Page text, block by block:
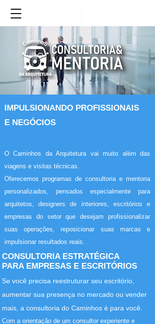
IMPULSIONANDO PROFISSIONAIS
E NEGÓCIOS
O Caminhos da Arquitetura vai muito além das
viagens e visitas técnicas.
Oferecemos programas de consultoria e mentoria
personalizados, pensados especialmente para
arquitetos, designers de interiores, escritórios e
empresas do setor que desejam profissionalizar
suas operações, reposicionar suas marcas e
impulsionar resultados reais.
CONSULTORIA ESTRATÉGICA
PARA EMPRESAS E ESCRITÓRIOS
Se você precisa reestruturar seu escritório,
aumentar sua presença no mercado ou vender
mais, a consultoria do Caminhos é para você.
Com a orientação de um consultor experiente e